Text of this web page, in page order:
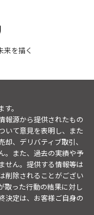
来を描く
。
報源から提供されたもの
いて意見を表明し、また
、デリバティブ取引、
。また、過去の実績や予
せん。提供する情報等は
削除されることがござい
取った行動の結果に対し
決定は、お客様ご自身の